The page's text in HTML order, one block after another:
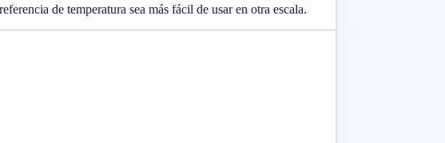
de temperatura sea más fácil de usar en otra escala.